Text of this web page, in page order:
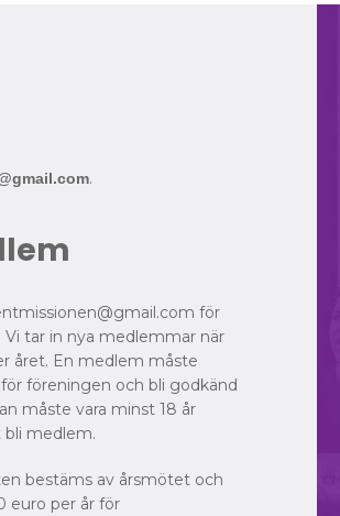
.
för
tar in nya medlemmar när
året. En medlem måste
föreningen och bli godkänd
måste vara minst 18 år
medlem.
bestäms av årsmötet och
euro per år för